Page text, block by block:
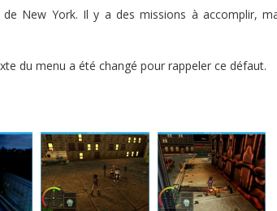
New York. Il y a des missions à accomplir,
du menu a été changé pour rappeler ce défaut.